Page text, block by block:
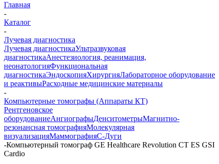
Главная
-
Каталог
-
Лучевая диагностика
Лучевая диагностикаУльтразвуковая
диагностикаАнестезиология, реанимация,
неонатологияФункциональная
диагностикаЭндоскопияХирургияЛабораторное оборудование
и реактивыРасходные медицинские материалы
-
Компьютерные томографы (Аппараты КТ)
Рентгеновское
оборудованиеАнгиографыДенситометрыМагнитно-
резонансная томографияМолекулярная
визуализацияМаммографияС-Дуги
-Компьютерный томограф GE Healthcare Revolution CT ES GSI
Cardio